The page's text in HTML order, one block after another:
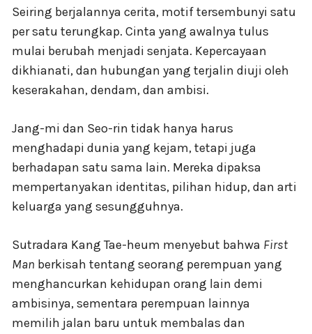
Seiring berjalannya cerita, motif tersembunyi satu
per satu terungkap. Cinta yang awalnya tulus
mulai berubah menjadi senjata. Kepercayaan
dikhianati, dan hubungan yang terjalin diuji oleh
keserakahan, dendam, dan ambisi.
Jang-mi dan Seo-rin tidak hanya harus
menghadapi dunia yang kejam, tetapi juga
berhadapan satu sama lain. Mereka dipaksa
mempertanyakan identitas, pilihan hidup, dan arti
keluarga yang sesungguhnya.
Sutradara Kang Tae-heum menyebut bahwa First
Man berkisah tentang seorang perempuan yang
menghancurkan kehidupan orang lain demi
ambisinya, sementara perempuan lainnya
memilih jalan baru untuk membalas dan